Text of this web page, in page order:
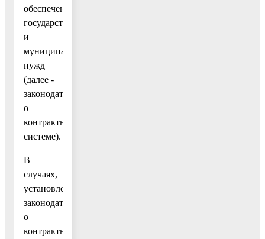
обеспечения
государственных
и
муниципальных
нужд
(далее -
законодательство
о
контрактной
системе).
В
случаях,
установленных
законодательством
о
контрактной